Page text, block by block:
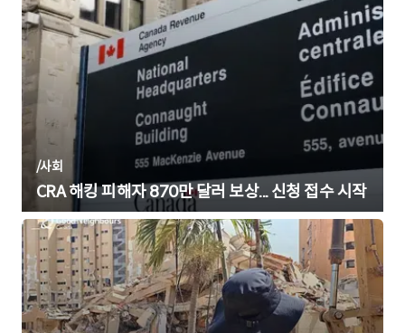
/사회
CRA 해킹 피해자 870만 달러 보상... 신청 접수 시작